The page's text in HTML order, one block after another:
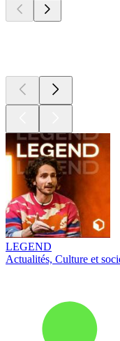
LEGEND
Actualités, Culture et